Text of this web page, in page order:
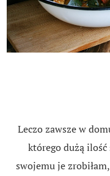
Leczo zawsze w
którego dużą ilość
swojemu je